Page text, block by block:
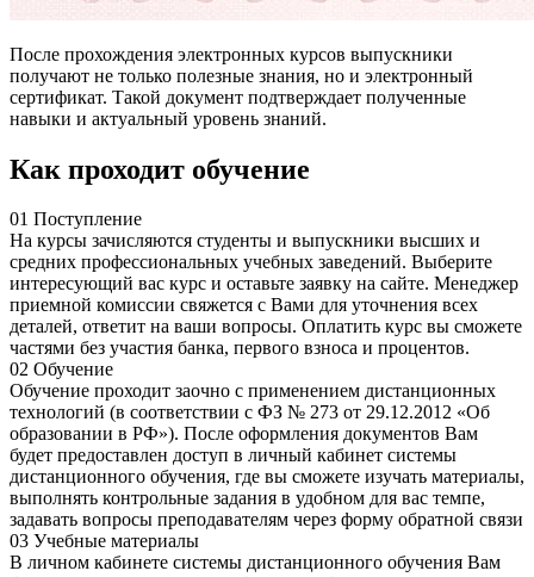
После прохождения электронных курсов выпускники
получают не только полезные знания, но и электронный
сертификат. Такой документ подтверждает полученные
навыки и актуальный уровень знаний.
Как проходит обучение
01 Поступление
На курсы зачисляются студенты и выпускники высших и
средних профессиональных учебных заведений. Выберите
интересующий вас курс и оставьте заявку на сайте. Менеджер
приемной комиссии свяжется с Вами для уточнения всех
деталей, ответит на ваши вопросы. Оплатить курс вы сможете
частями без участия банка, первого взноса и процентов.
02 Обучение
Обучение проходит заочно с применением дистанционных
технологий (в соответствии с ФЗ № 273 от 29.12.2012 «Об
образовании в РФ»). После оформления документов Вам
будет предоставлен доступ в личный кабинет системы
дистанционного обучения, где вы сможете изучать материалы,
выполнять контрольные задания в удобном для вас темпе,
задавать вопросы преподавателям через форму обратной связи
03 Учебные материалы
В личном кабинете системы дистанционного обучения Вам